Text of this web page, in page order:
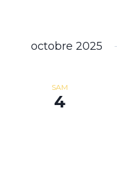
octobre 2025
SAM
4